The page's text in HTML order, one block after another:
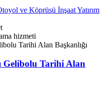
ve Köprüsü İnşaat Yatırım
hizmeti
Gelibolu Tarihi Alan